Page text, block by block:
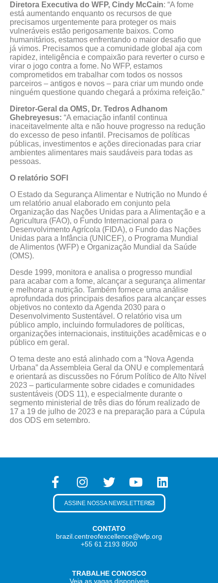
Diretora Executiva do WFP, Cindy McCain: “A fome
está aumentando enquanto os recursos de que
precisamos urgentemente para proteger os mais
vulneráveis estão perigosamente baixos. Como
humanitários, estamos enfrentando o maior desafio que
já vimos. Precisamos que a comunidade global aja com
rapidez, inteligência e compaixão para reverter o curso e
virar o jogo contra a fome. No WFP, estamos
comprometidos em trabalhar com todos os nossos
parceiros – antigos e novos – para criar um mundo onde
ninguém questione quando chegará a próxima refeição.”
Diretor-Geral da OMS, Dr. Tedros Adhanom
Ghebreyesus: “A emaciação infantil continua
inaceitavelmente alta e não houve progresso na redução
do excesso de peso infantil. Precisamos de políticas
públicas, investimentos e ações direcionadas para criar
ambientes alimentares mais saudáveis para todas as
pessoas.
O relatório SOFI
O Estado da Segurança Alimentar e Nutrição no Mundo é
um relatório anual elaborado em conjunto pela
Organização das Nações Unidas para a Alimentação e a
Agricultura (FAO), o Fundo Internacional para o
Desenvolvimento Agrícola (FIDA), o Fundo das Nações
Unidas para a Infância (UNICEF), o Programa Mundial
de Alimentos (WFP) e Organização Mundial da Saúde
(OMS).
Desde 1999, monitora e analisa o progresso mundial
para acabar com a fome, alcançar a segurança alimentar
e melhorar a nutrição. Também fornece uma análise
aprofundada dos principais desafios para alcançar esses
objetivos no contexto da Agenda 2030 para o
Desenvolvimento Sustentável. O relatório visa um
público amplo, incluindo formuladores de políticas,
organizações internacionais, instituições acadêmicas e o
público em geral.
O tema deste ano está alinhado com a “Nova Agenda
Urbana” da Assembleia Geral da ONU e complementará
e orientará as discussões no Fórum Político de Alto Nível
2023 – particularmente sobre cidades e comunidades
sustentáveis (ODS 11), e especialmente durante o
segmento ministerial de três dias do fórum realizado de
17 a 19 de julho de 2023 e na preparação para a Cúpula
dos ODS em setembro.
CONTATO
brazil.centreofexcellence@wfp.org
+55 61 2193 8500
TRABALHE CONOSCO
Veja as vagas disponíveis
ASSINE NOSSA NEWSLETTER